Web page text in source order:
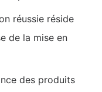
réussie réside
de la mise en
des produits